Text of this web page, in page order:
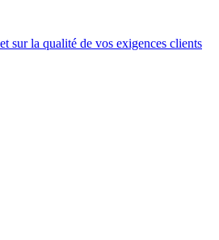
sur la qualité de vos exigences clients